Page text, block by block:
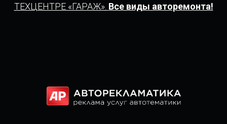
ТЕХЦЕНТРЕ «ГАРАЖ». Все виды авторемонта!